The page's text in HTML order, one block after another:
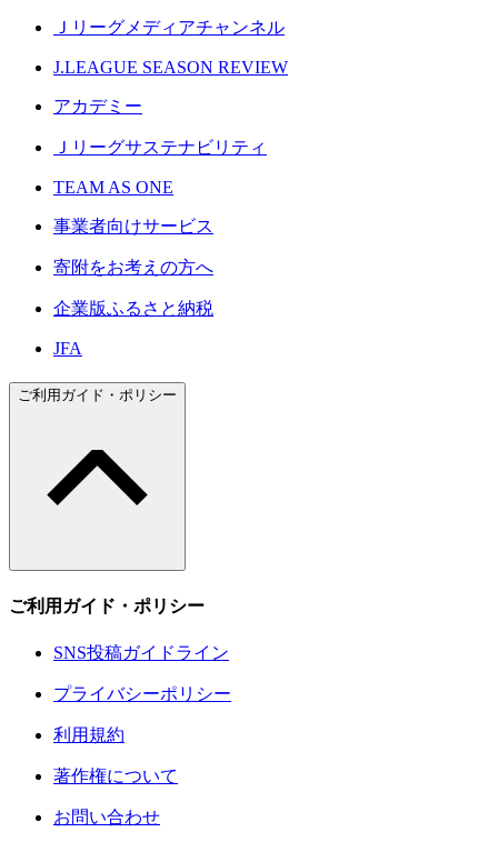
Ｊリーグメディアチャンネル
J.LEAGUE SEASON REVIEW
アカデミー
Ｊリーグサステナビリティ
TEAM AS ONE
事業者向けサービス
寄附をお考えの方へ
企業版ふるさと納税
JFA
ご利用ガイド・ポリシー
ご利用ガイド・ポリシー
SNS投稿ガイドライン
プライバシーポリシー
利用規約
著作権について
お問い合わせ